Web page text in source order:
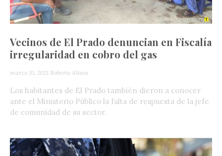
Vecinos de El Prado denuncian en Fiscalía
irregularidad en cobro del gas
marzo 31, 2021 Roberto Altuve
Los habitantes de El Prado también dieron a conocer
ante el Ministerio Público la falta de respuesta de la jefe
de comunidad de su sector.